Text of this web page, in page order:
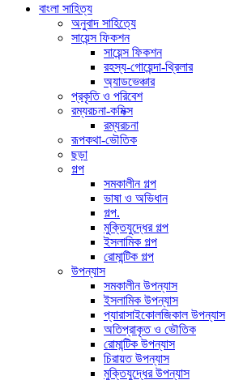
বাংলা সাহিত্য
অনুবাদ সাহিত্যে
সায়েন্স ফিকশন
সায়েন্স ফিকশন
রহস্য-গোয়েন্দা-থ্রিলার
অ্যাডভেঞ্চার
প্রকৃতি ও পরিবেশ
রম্যরচনা-কমিক্স
রম্যরচনা
রূপকথা-ভৌতিক
ছড়া
গল্প
সমকালীন গল্প
ভাষা ও অভিধান
গল্প.
মুক্তিযুদ্ধের গল্প
ইসলামিক গল্প
রোমান্টিক গল্প
উপন্যাস
সমকালীন উপন্যাস
ইসলামিক উপন্যাস
প্যারাসাইকোলজিকাল উপন্যাস
অতিপ্রাকৃত ও ভৌতিক
রোমান্টিক উপন্যাস
চিরায়ত উপন্যাস
মুক্তিযুদ্ধের উপন্যাস